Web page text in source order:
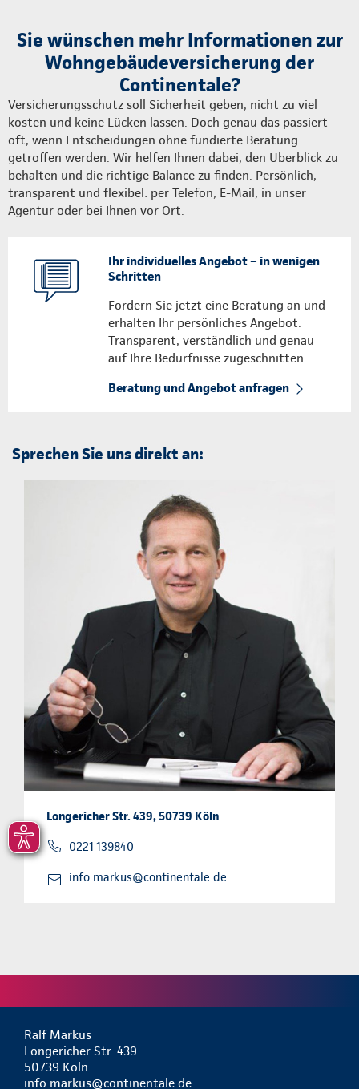
Sie wünschen mehr Informationen zur
Wohngebäudeversicherung der
Continentale?
Versicherungsschutz soll Sicherheit geben, nicht zu viel
kosten und keine Lücken lassen. Doch genau das passiert
oft, wenn Entscheidungen ohne fundierte Beratung
getroffen werden. Wir helfen Ihnen dabei, den Überblick zu
behalten und die richtige Balance zu finden. Persönlich,
transparent und flexibel: per Telefon, E-Mail, in unser
Agentur oder bei Ihnen vor Ort.
Ihr individuelles Angebot – in wenigen
Schritten
Fordern Sie jetzt eine Beratung an und
erhalten Ihr persönliches Angebot.
Transparent, verständlich und genau
auf Ihre Bedürfnisse zugeschnitten.
Beratung und Angebot anfragen
Sprechen Sie uns direkt an:
Longericher Str. 439, 50739 Köln
0221 139840
info.markus@continentale.de
Ralf Markus
Longericher Str. 439
50739 Köln
info.markus@continentale.de